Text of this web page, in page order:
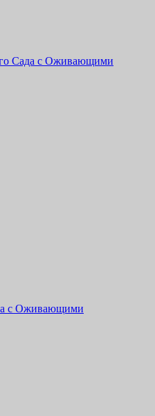
Сада с Оживающими
с Оживающими